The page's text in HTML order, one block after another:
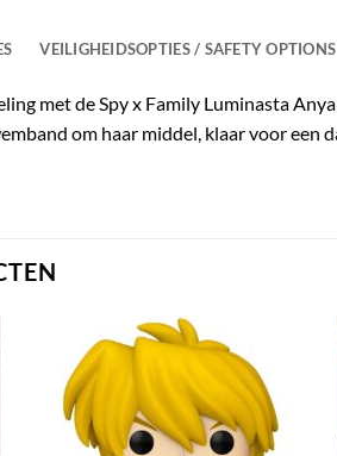
VEILIGHEIDSOPTIES / SAFETY OPTIONS
met de Spy x Family Luminasta
om haar middel, klaar voor een
Toevoegen
aan
verlanglijst